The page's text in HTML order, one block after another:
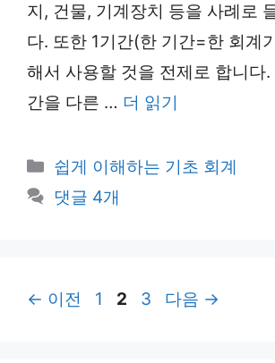
지, 건물, 기계장치 등을 사례로
다. 또한 1기간(한 기간=한 회계
해서 사용할 것을 전제로 합니다.
간을 다른 … 더 읽기
카
테
쉽게 이해하는 기초 회계
댓글 4개
← 이전
페
1
페
2
페
3 다음 →